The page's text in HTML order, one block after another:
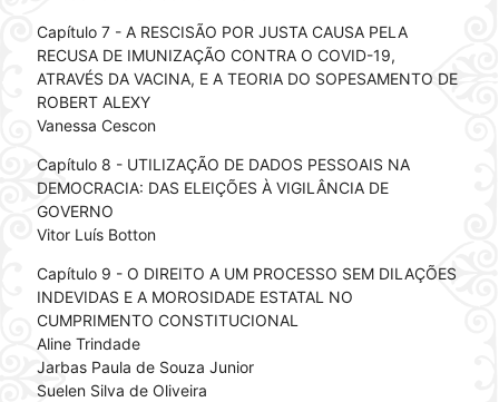
Capítulo 7 - A RESCISÃO POR JUSTA CAUSA PELA
RECUSA DE IMUNIZAÇÃO CONTRA O COVID-19,
ATRAVÉS DA VACINA, E A TEORIA DO SOPESAMENTO DE
ROBERT ALEXY
Vanessa Cescon
Capítulo 8 - UTILIZAÇÃO DE DADOS PESSOAIS NA
DEMOCRACIA: DAS ELEIÇÕES À VIGILÂNCIA DE
GOVERNO
Vitor Luís Botton
Capítulo 9 - O DIREITO A UM PROCESSO SEM DILAÇÕES
INDEVIDAS E A MOROSIDADE ESTATAL NO
CUMPRIMENTO CONSTITUCIONAL
Aline Trindade
Jarbas Paula de Souza Junior
Suelen Silva de Oliveira